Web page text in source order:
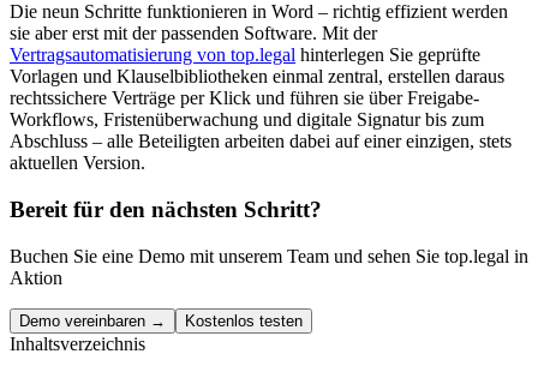
Die neun Schritte funktionieren in Word – richtig effizient werden
sie aber erst mit der passenden Software. Mit der
Vertragsautomatisierung von top.legal hinterlegen Sie geprüfte
Vorlagen und Klauselbibliotheken einmal zentral, erstellen daraus
rechtssichere Verträge per Klick und führen sie über Freigabe-
Workflows, Fristenüberwachung und digitale Signatur bis zum
Abschluss – alle Beteiligten arbeiten dabei auf einer einzigen, stets
aktuellen Version.
Bereit für den nächsten Schritt?
Buchen Sie eine Demo mit unserem Team und sehen Sie top.legal in
Aktion
Demo vereinbaren → Kostenlos testen
Inhaltsverzeichnis